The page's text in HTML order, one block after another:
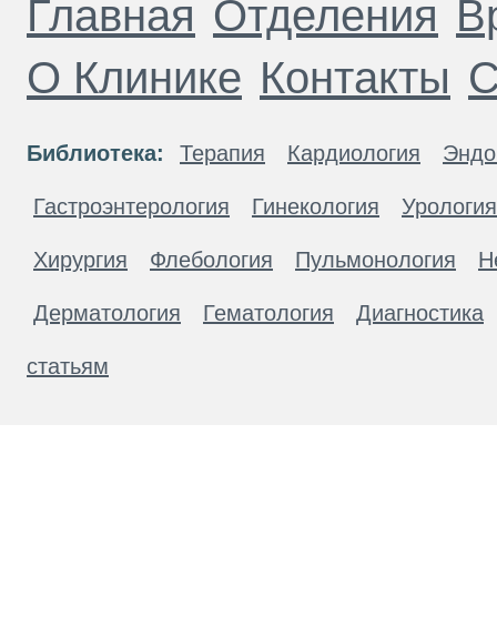
Главная Отделения
О Клинике Контакты
Библиотека: Терапия Кардиология
Гастроэнтерология Гинекология Урология
Хирургия Флебология Пульмонология
Дерматология Гематология Диагностика
статьям